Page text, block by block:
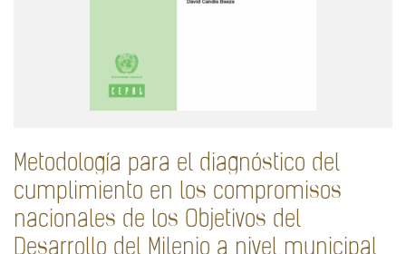
Metodología para el diagnóstico del
cumplimiento en los compromisos
nacionales de los Objetivos del
Desarrollo del Milenio a nivel municipal